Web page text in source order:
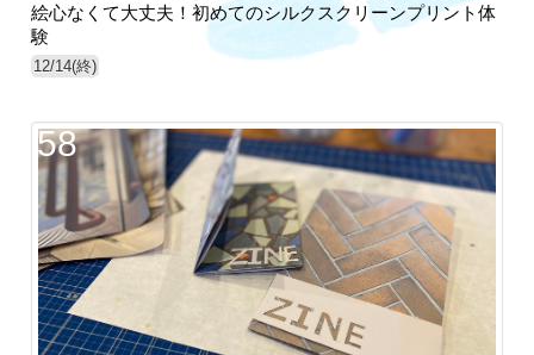
絵心なくて大丈夫！初めてのシルクスクリーンプリント体
験
12/14(終)
58